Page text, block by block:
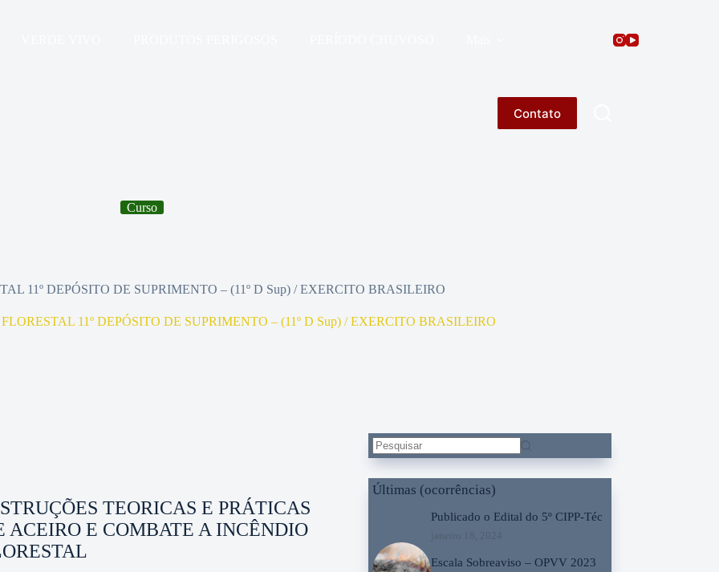
Contato
Curso
11º DEPÓSITO DE SUPRIMENTO – (11º D Sup) / EXERCITO BRASILEIRO
11º DEPÓSITO DE SUPRIMENTO – (11º D Sup) / EXERCITO BRASILEIRO
TEORICAS E PRÁTICAS
ACEIRO E COMBATE A INCÊNDIO
Sem
Últimas (ocorrências)
Publicado o Edital do 5º CIPP-Téc
janeiro 18, 2024
Escala Sobreaviso – OPVV 2023